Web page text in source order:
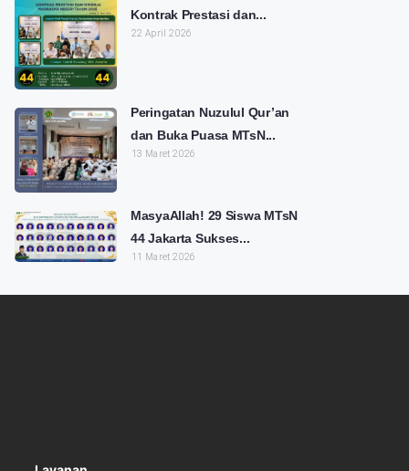
Kontrak Prestasi dan...
22 April 2026
Peringatan Nuzulul Qur’an
dan Buka Puasa MTsN...
13 Maret 2026
MasyaAllah! 29 Siswa MTsN
44 Jakarta Sukses...
11 Maret 2026